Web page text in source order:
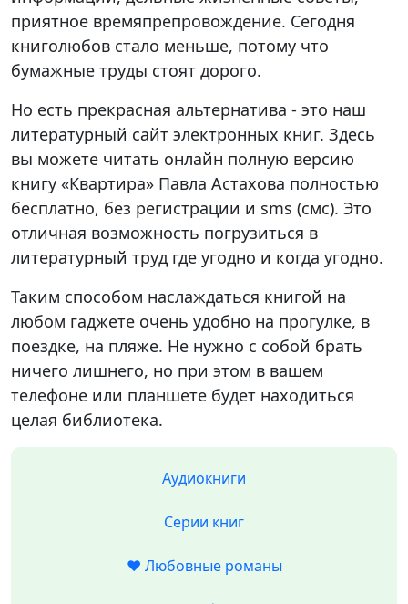
приятное времяпрепровождение. Сегодня
книголюбов стало меньше, потому что
бумажные труды стоят дорого.
Но есть прекрасная альтернатива - это наш
литературный сайт электронных книг. Здесь
вы можете читать онлайн полную версию
книгу «Квартира» Павла Астахова полностью
бесплатно, без регистрации и sms (смс). Это
отличная возможность погрузиться в
литературный труд где угодно и когда угодно.
Таким способом наслаждаться книгой на
любом гаджете очень удобно на прогулке, в
поездке, на пляже. Не нужно с собой брать
ничего лишнего, но при этом в вашем
телефоне или планшете будет находиться
целая библиотека.
Аудиокниги
Серии книг
❤️ Любовные романы